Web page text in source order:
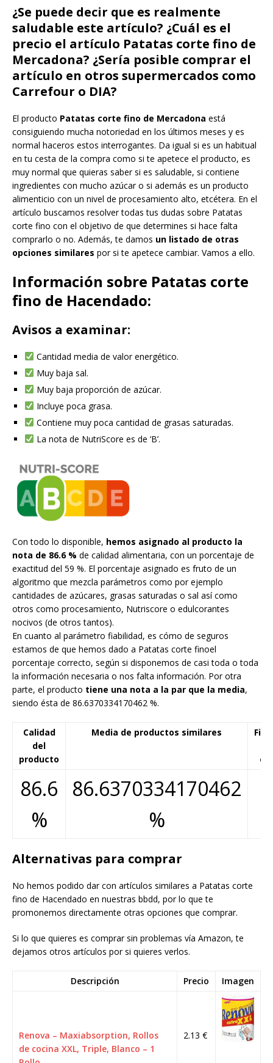
¿Se puede decir que es realmente
saludable este artículo? ¿Cuál es el
precio el artículo Patatas corte fino de
Mercadona? ¿Sería posible comprar el
artículo en otros supermercados como
Carrefour o DIA?
El producto Patatas corte fino de Mercadona está
consiguiendo mucha notoriedad en los últimos meses y es
normal haceros estos interrogantes. Da igual si es un habitual
en tu cesta de la compra como si te apetece el producto, es
muy normal que quieras saber si es saludable, si contiene
ingredientes con mucho azúcar o si además es un producto
alimenticio con un nivel de procesamiento alto, etcétera. En el
artículo buscamos resolver todas tus dudas sobre Patatas
corte fino con el objetivo de que determines si hace falta
comprarlo o no. Además, te damos un listado de otras
opciones similares por si te apetece cambiar. Vamos a ello.
Información sobre Patatas corte
fino de Hacendado:
Avisos a examinar:
Cantidad media de valor energético.
Muy baja sal.
Muy baja proporción de azúcar.
Incluye poca grasa.
Contiene muy poca cantidad de grasas saturadas.
La nota de NutriScore es de ‘B’.
Con todo lo disponible, hemos asignado al producto la
nota de 86.6 % de calidad alimentaria, con un porcentaje de
exactitud del 59 %. El porcentaje asignado es fruto de un
algoritmo que mezcla parámetros como por ejemplo
cantidades de azúcares, grasas saturadas o sal así como
otros como procesamiento, Nutriscore o edulcorantes
nocivos (de otros tantos).
En cuanto al parámetro fiabilidad, es cómo de seguros
estamos de que hemos dado a Patatas corte finoel
porcentaje correcto, según si disponemos de casi toda o toda
la información necesaria o nos falta información. Por otra
parte, el producto tiene una nota a la par que la media,
siendo ésta de 86.6370334170462 %.
Calidad
del
producto
Media de productos similares
86.6
%
86.6370334170462
%
Alternativas para comprar
No hemos podido dar con artículos similares a Patatas corte
fino de Hacendado en nuestras bbdd, por lo que te
promonemos directamente otras opciones que comprar.
Si lo que quieres es comprar sin problemas vía Amazon, te
dejamos otros artículos por si quieres verlos.
Descripción Precio Imagen
Renova – Maxiabsorption, Rollos
de cocina XXL, Triple, Blanco – 1
2.13 €